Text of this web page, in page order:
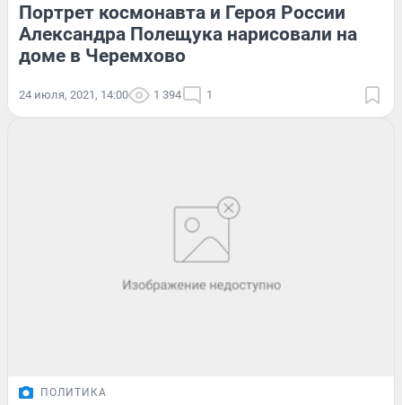
Портрет космонавта и Героя России
Александра Полещука нарисовали на
доме в Черемхово
24 июля, 2021, 14:00 1 394 1
ПОЛИТИКА